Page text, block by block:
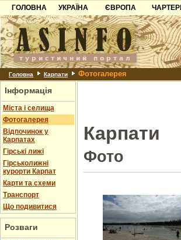
ГОЛОВНА
УКРАЇНА
Карпати
Азов
Причорноморря
Шацьк
ЄВРОПА
Чорногорія
Хорватія
Болгарія
Албанія
Головна Карпати Фотогалерея
Інформація
Міста і селища
Фотогалерея
Відпочинок у
Карпатах
Гірські лижі
Гірськолижні
курорти Карпат
Карти та схеми
Транспорт
Що подивитися
Розваги
Карпати
Фото